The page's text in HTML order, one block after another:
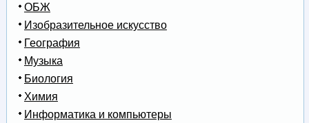
ОБЖ
Изобразительное искусство
География
Музыка
Биология
Химия
Информатика и компьютеры